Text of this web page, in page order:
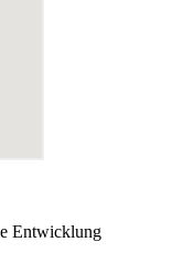
Entwicklung